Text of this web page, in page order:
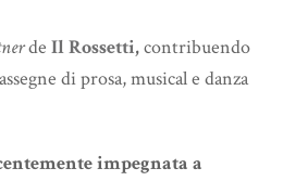
deIl Rossetti,contribuendo
di prosa, musical e danza
impegnata a